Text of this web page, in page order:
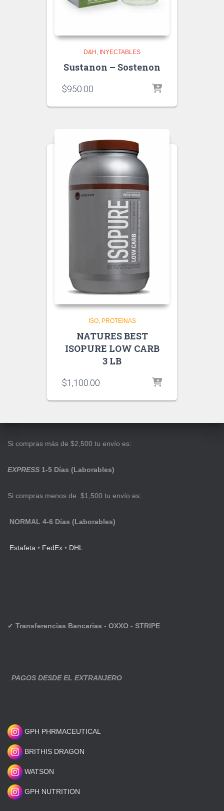
D&H INYECTABLES
Sustanon – Sostenon
$950.00
ISO PROTEINAS
NATURES BEST
ISOPURE LOW CARB
3 LB
$1,100.00
Si compras más de $2,500 tu envío es:
EXPRESS 1-5 Días (Laborables)
Si compras menos de $1,500 tu envío es:
NORMAL 4-6 Días (Laborables)
Estafeta • FedEx • DHL
✔ Transferencias Bancarias - OXXO - STRIPE
PAGOS DESDE EL EXTRANJERO
GPH PHRMACEUTICAL
BRITHIS DRAGON
WATSON
GPH NUTRITION